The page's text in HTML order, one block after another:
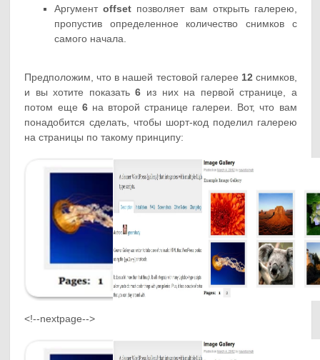
Аргументoffset позволяет вам открыть галерею,
пропустив определенное количество снимков с
самого начала.
Предположим, что в нашей тестовой галерее 12снимков,
и вы хотите показать6 из них на первой странице, а
потом еще 6на второй странице галереи. Вот, что вам
понадобится сделать, чтобы шорт-код поделил галерею
на страницы по такому принципу:
<!--nextpage-->